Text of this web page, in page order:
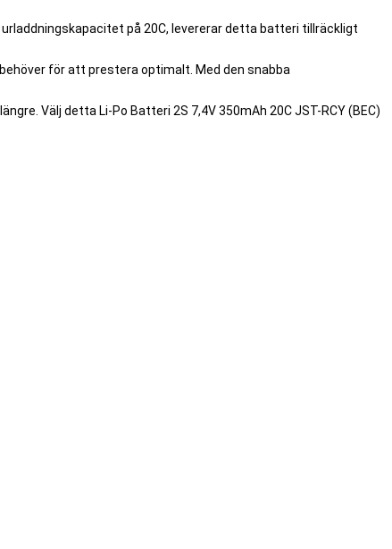
på 20C, levererar detta batteri tillräckligt
för att prestera optimalt. Med den snabba
Välj detta Li-Po Batteri 2S 7,4V 350mAh 20C JST-RCY (BEC)